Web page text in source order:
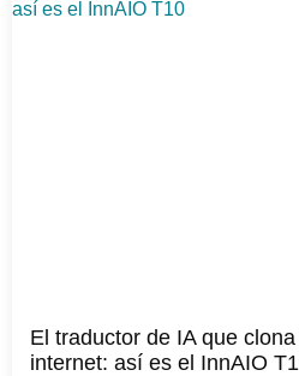
El traductor de IA que
internet: así es el InnAIO